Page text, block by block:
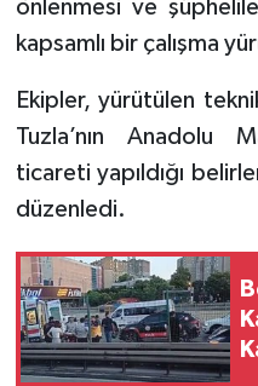
önlenmesi ve
kapsamlı bir çalışma
Ekipler, yürütülen
Tuzla’nın Anadolu
ticareti yapıldığı
düzenledi.